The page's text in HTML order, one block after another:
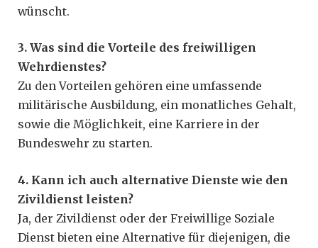
wünscht.
3. Was sind die Vorteile des freiwilligen
Wehrdienstes?
Zu den Vorteilen gehören eine umfassende
militärische Ausbildung, ein monatliches Gehalt,
sowie die Möglichkeit, eine Karriere in der
Bundeswehr zu starten.
4. Kann ich auch alternative Dienste wie den
Zivildienst leisten?
Ja, der Zivildienst oder der Freiwillige Soziale
Dienst bieten eine Alternative für diejenigen, die